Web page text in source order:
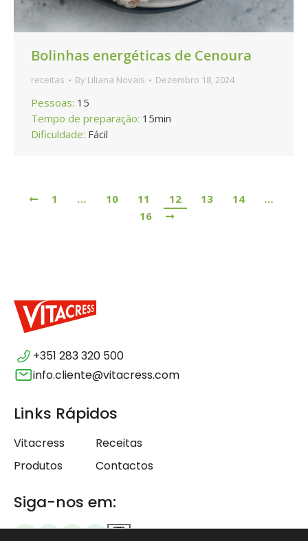
Bolinhas energéticas de Cenoura
receitas By Liliana Novais Dezembro 18, 2024
Pessoas: 15
Tempo de preparação: 15min
Dificuldade: Fácil
1 … 10 11 12 13 14
…
16
+351 283 320 500
info.cliente@vitacress.com
Links Rápidos
Vitacress
Receitas
Produtos
Contactos
Siga-nos em: